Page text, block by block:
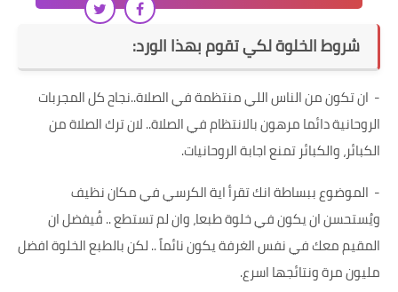
شروط الخلوة لكي تقوم بهذا الورد:
- ان تكون من الناس اللي منتظمة في الصلاة..نجاح كل المجربات
الروحانية دائما مرهون بالانتظام في الصلاة.. لان ترك الصلاة من
الكبائر، والكبائر تمنع اجابة الروحانيات.
- الموضوع ببساطة انك تقرأ اية الكرسي في مكان نظيف
ويُستحسن ان يكون في خلوة طبعا، وان لم تستطع .. فُيفضل ان
المقيم معك في نفس الغرفة يكون نائماً .. لكن بالطبع الخلوة افضل
مليون مرة ونتائجها اسرع.